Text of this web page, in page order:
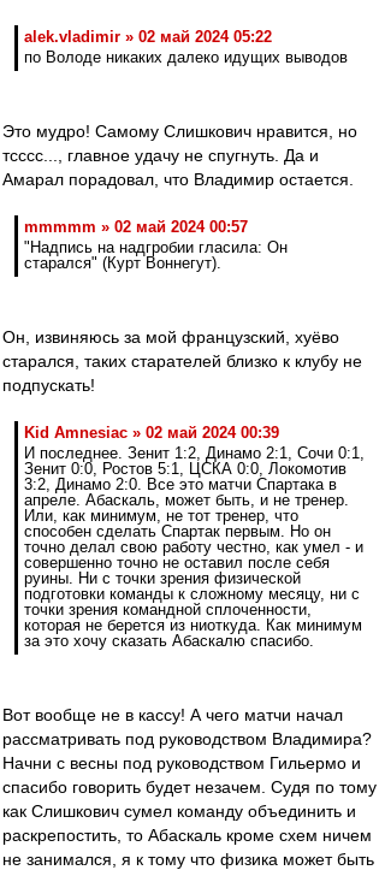
alek.vladimir » 02 май 2024 05:22
по Володе никаких далеко идущих выводов
Это мудро! Самому Слишкович нравится, но
тсссс..., главное удачу не спугнуть. Да и
Амарал порадовал, что Владимир остается.
mmmmm » 02 май 2024 00:57
"Надпись на надгробии гласила: Он
старался" (Курт Воннегут).
Он, извиняюсь за мой французский, хуёво
старался, таких старателей близко к клубу не
подпускать!
Kid Amnesiac » 02 май 2024 00:39
И последнее. Зенит 1:2, Динамо 2:1, Сочи 0:1,
Зенит 0:0, Ростов 5:1, ЦСКА 0:0, Локомотив
3:2, Динамо 2:0. Все это матчи Спартака в
апреле. Абаскаль, может быть, и не тренер.
Или, как минимум, не тот тренер, что
способен сделать Спартак первым. Но он
точно делал свою работу честно, как умел - и
совершенно точно не оставил после себя
руины. Ни с точки зрения физической
подготовки команды к сложному месяцу, ни с
точки зрения командной сплоченности,
которая не берется из ниоткуда. Как минимум
за это хочу сказать Абаскалю спасибо.
Вот вообще не в кассу! А чего матчи начал
рассматривать под руководством Владимира?
Начни с весны под руководством Гильермо и
спасибо говорить будет незачем. Судя по тому
как Слишкович сумел команду объединить и
раскрепостить, то Абаскаль кроме схем ничем
не занимался, я к тому что физика может быть